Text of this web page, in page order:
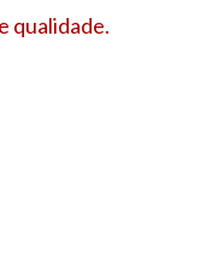
qualidade.